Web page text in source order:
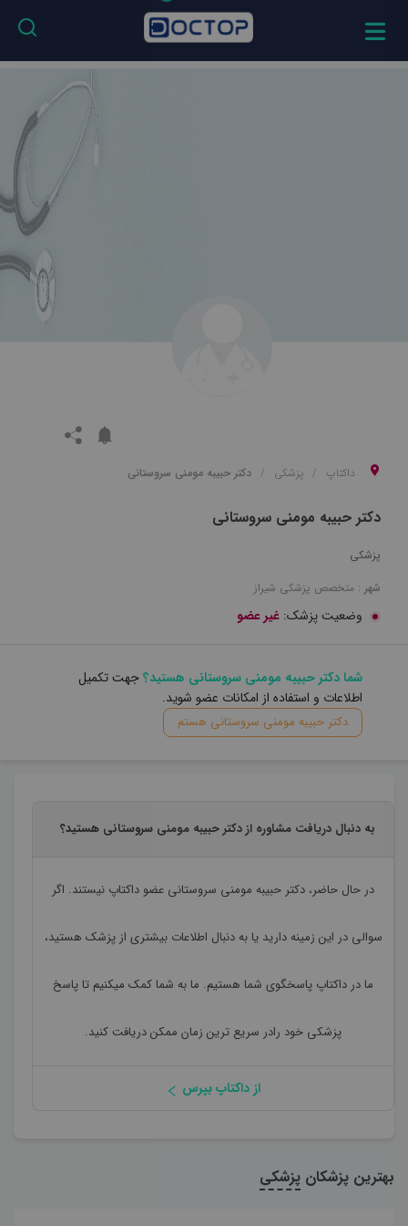
داکتاپ پزشکی دکتر حبیبه مومنی سروستانی
دکتر حبیبه مومنی سروستانی
پزشکی
شهر : متخصص پزشکی شیراز
وضعیت پزشک: غیر عضو
شما دکتر حبیبه مومنی سروستانی هستید؟جهت تکمیل
اطلاعات و استفاده از امکانات عضو شوید.
دکتر حبیبه مومنی سروستانی هستم
به دنبال دریافت مشاوره از دکتر حبیبه مومنی سروستانی هستید؟
در حال حاضر، دکتر حبیبه مومنی سروستانی عضو داکتاپ نیستند. اگر
سوالی در این زمینه دارید یا به دنبال اطلاعات بیشتری از پزشک هستید،
ما در داکتاپ پاسخگوی شما هستیم. ما به شما کمک میکنیم تا پاسخ
پزشکی خود رادر سریع ترین زمان ممکن دریافت کنید.
از داکتاپ بپرس
بهترین پزشکان پزشکی